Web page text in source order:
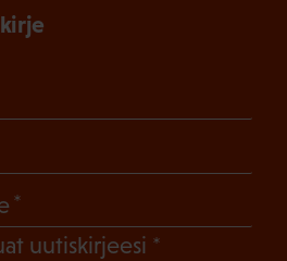
uutiskirjeesi (Pakollinen)